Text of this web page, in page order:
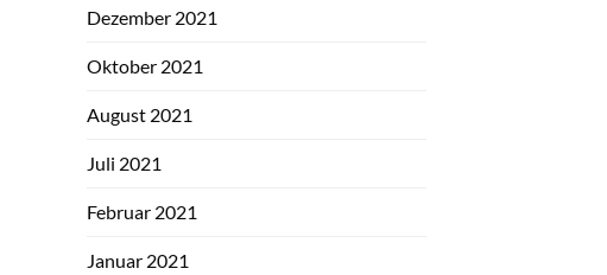
Dezember 2021
Oktober 2021
August 2021
Juli 2021
Februar 2021
Januar 2021